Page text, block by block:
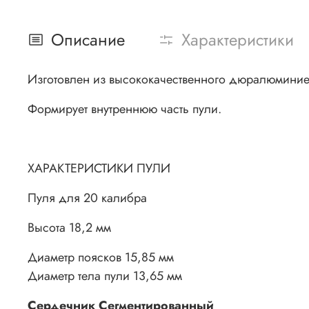
Описание Характеристики
Изготовлен из высококачественного
Формирует внутреннюю часть пули.
ХАРАКТЕРИСТИКИ ПУЛИ
Пуля для 20 калибра
Высота 18,2 мм
Диаметр поясков 15,85 мм
Диаметр тела пули 13,65 мм